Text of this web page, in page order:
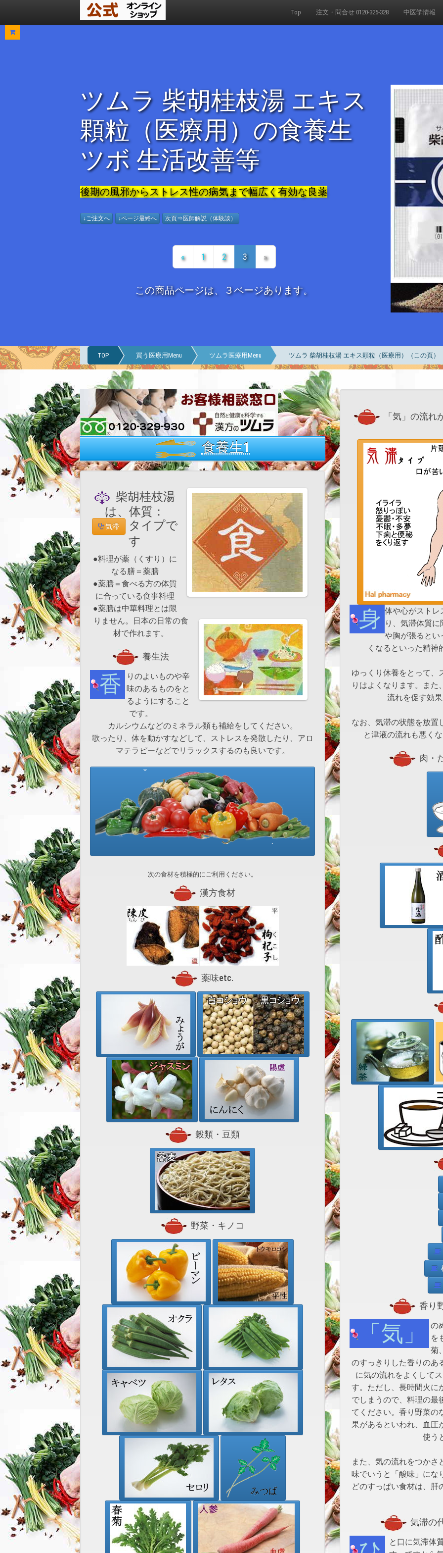
Top 注文・問合せ 0120-325-328 中医学情報
ツムラ 柴胡桂枝湯 エキス
顆粒（医療用）の食養生
ツボ 生活改善等
後期の風邪からストレス性の病気まで幅広く有効な良薬
↓ご注文へ ↓ページ最終へ 次頁⇒医師解説（体験談）
« 1 2 3 »
この商品ページは、３ページあります。
TOP 買う医療用Menu ツムラ医療用Menu ツムラ 柴胡桂枝湯 エキス顆粒（医療用）（この頁）
食養生1
柴胡桂枝湯
は、体質：
気滞
タイプで
す
●料理が薬（くすり）に
なる膳＝薬膳
●薬膳＝食べる方の体質
に合っている食事料理
●薬膳は中華料理とは限
りません。日本の日常の食
材で作れます。
養生法
香りのよいものや辛
味のあるものをと
るようにすること
です。
カルシウムなどのミネラル類も補給をしてください。
歌ったり、体を動かすなどして、ストレスを発散したり、アロ
マテラピーなどでリラックスするのも良いです。
次の食材を積極的にご利用ください。
漢方食材
薬味etc.
穀類・豆類
野菜・キノコ
「気」の流れ
身体や心がストレスを受けると気の流れが悪くなって滞
り、気滞体質
や胸が張るとい
くなるといった精神
ゆっくり休養をとって、
りはよくなります。また
流れを促す効
なお、気滞の状態を放置
と津液の流れも悪く
肉・
香り
「気」のめぐりの滞りを改善する「理気作用」
を
菊
のすっきりした香りのあ
に気の流れをよくして
す。ただし、長時間火に
でしまうので、料理の最
てください。香り野菜の
果があるといわれ、血圧
使う
また、気の流れをつかさ
味でいうと「酸味」にな
どのすっぱい食材は、肝
気滞の